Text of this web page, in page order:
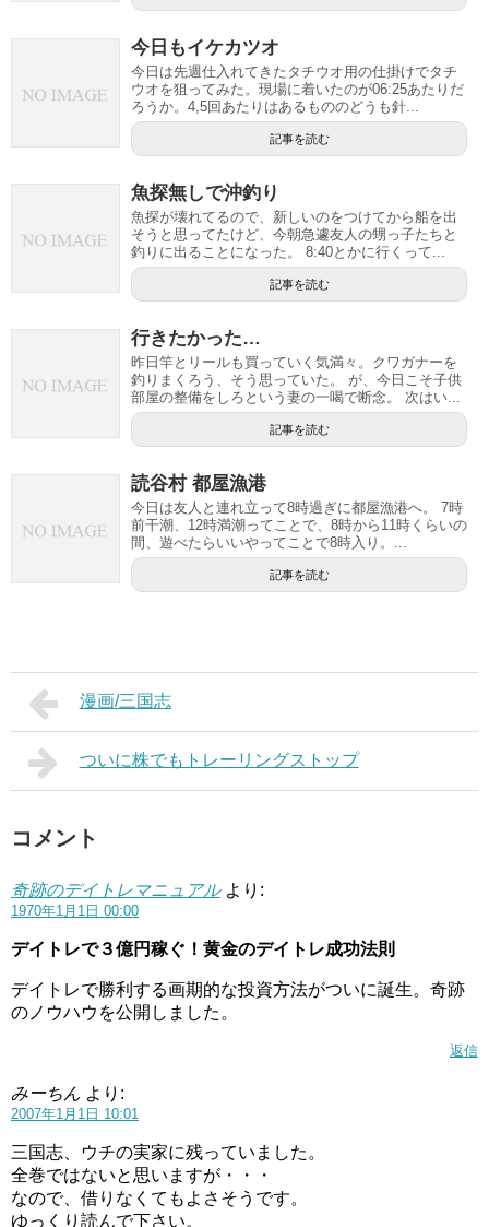
今日もイケカツオ
今日は先週仕入れてきたタチウオ用の仕掛けでタチ
ウオを狙ってみた。現場に着いたのが06:25あたりだ
ろうか。4,5回あたりはあるもののどうも針...
記事を読む
魚探無しで沖釣り
魚探が壊れてるので、新しいのをつけてから船を出
そうと思ってたけど、今朝急遽友人の甥っ子たちと
釣りに出ることになった。 8:40とかに行くって...
記事を読む
行きたかった…
昨日竿とリールも買っていく気満々。クワガナーを
釣りまくろう、そう思っていた。 が、今日こそ子供
部屋の整備をしろという妻の一喝で断念。 次はい...
記事を読む
読谷村 都屋漁港
今日は友人と連れ立って8時過ぎに都屋漁港へ。 7時
前干潮、12時満潮ってことで、8時から11時くらいの
間、遊べたらいいやってことで8時入り。...
記事を読む
漫画/三国志
ついに株でもトレーリングストップ
コメント
奇跡のデイトレマニュアル より:
1970年1月1日 00:00
デイトレで３億円稼ぐ！黄金のデイトレ成功法則
デイトレで勝利する画期的な投資方法がついに誕生。奇跡
のノウハウを公開しました。
返信
みーちん より:
2007年1月1日 10:01
三国志、ウチの実家に残っていました。
全巻ではないと思いますが・・・
なので、借りなくてもよさそうです。
ゆっくり読んで下さい。